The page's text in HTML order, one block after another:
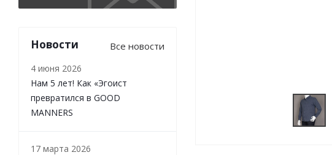
Новости Все новости
4 июня 2026
Нам 5 лет! Как «Эгоист
превратился в GOOD
MANNERS
17 марта 2026